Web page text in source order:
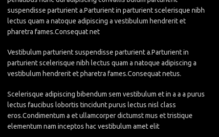
suspendisse parturient a.Parturient in parturient scelerisque nibh
lectus quam a natoque adipiscing a vestibulum hendrerit et
pharetra fames.Consequat net
Vestibulum parturient suspendisse parturient a.Parturient in
parturient scelerisque nibh lectus quam a natoque adipiscing a
vestibulum hendrerit et pharetra fames.Consequat netus.
Scelerisque adipiscing bibendum sem vestibulum et in a a a purus
lectus faucibus lobortis tincidunt purus lectus nisl class
eros.Condimentum a et ullamcorper dictumst mus et tristique
elementum nam inceptos hac vestibulum amet elit